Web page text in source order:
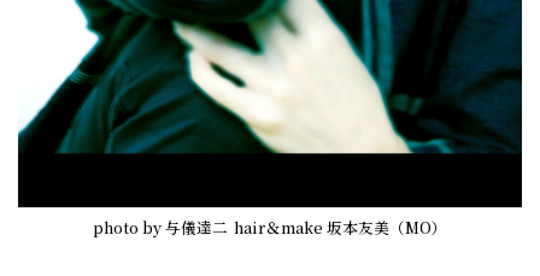
photo by 与儀達二 hair＆make 坂本友美（MO）